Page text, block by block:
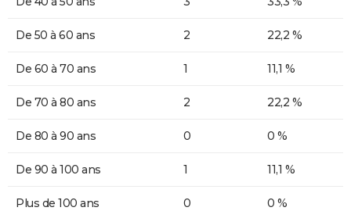
De 50 à 60 ans 2 22,2 %
De 60 à 70 ans 1 11,1 %
De 70 à 80 ans 2 22,2 %
De 80 à 90 ans 0 0 %
De 90 à 100 ans 1 11,1 %
Plus de 100 ans 0 0 %